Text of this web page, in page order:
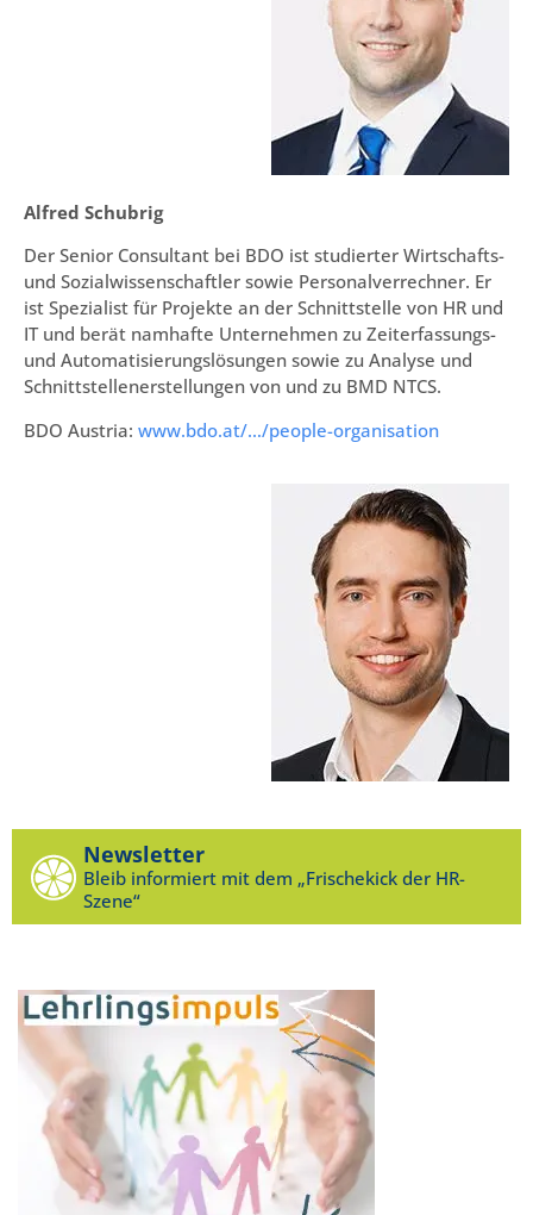
Alfred Schubrig
Der Senior Consultant bei BDO ist studierter Wirtschafts-
und Sozialwissenschaftler sowie Personalverrechner. Er
ist Spezialist für Projekte an der Schnittstelle von HR und
IT und berät namhafte Unternehmen zu Zeiterfassungs-
und Automatisierungslösungen sowie zu Analyse und
Schnittstellenerstellungen von und zu BMD NTCS.
BDO Austria: www.bdo.at/…/people-organisation
Newsletter
Bleib informiert mit dem „Frischekick der HR-
Szene“